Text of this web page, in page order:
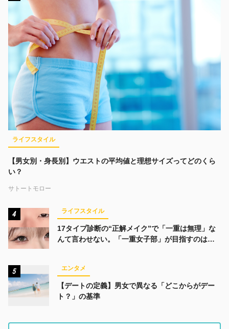
ライフスタイル
【男女別・身長別】ウエストの平均値と理想サイズってどのくら
い？
サトートモロー
4 ライフスタイル
17タイプ診断の“正解メイク”で「一重は無理」な
んて言わせない。「一重女子部」が目指すのは、
5 エンタメ
【デートの定義】男女で異なる「どこからがデー
ト？」の基準